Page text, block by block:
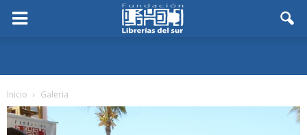
Inicio Galeria